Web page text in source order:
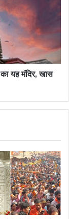
का यह मंदिर, खास